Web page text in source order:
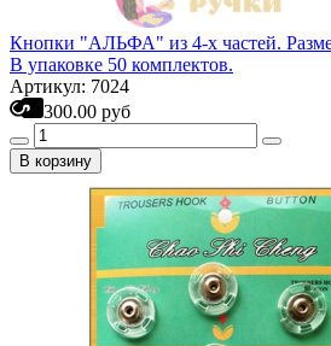
Кнопки "АЛЬФА" из 4-х частей.
В упаковке 50 комплектов.
Артикул: 7024
300.00 руб
В корзину